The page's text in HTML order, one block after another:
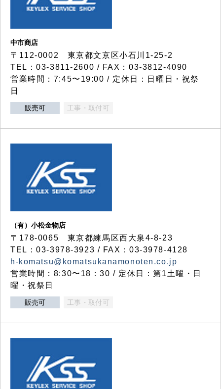
中市商店
〒112-0002 東京都文京区小石川1-25-2
TEL：03-3811-2600 / FAX：03-3812-4090
営業時間：7:45〜19:00 / 定休日：日曜日・祝祭
日
販売可 工事・取付可
（有）小松金物店
〒178-0065 東京都練馬区西大泉4-8-23
TEL：03-3978-3923 / FAX：03-3978-4128
h-komatsu@komatsukanamonoten.co.jp
営業時間：8:30〜18：30 / 定休日：第1土曜・日
曜・祝祭日
販売可 工事・取付可